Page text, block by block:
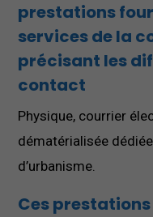
prestations
services de la
précisant les
contact
Physique, courrier
dématérialisée
d’urbanisme.
Ces